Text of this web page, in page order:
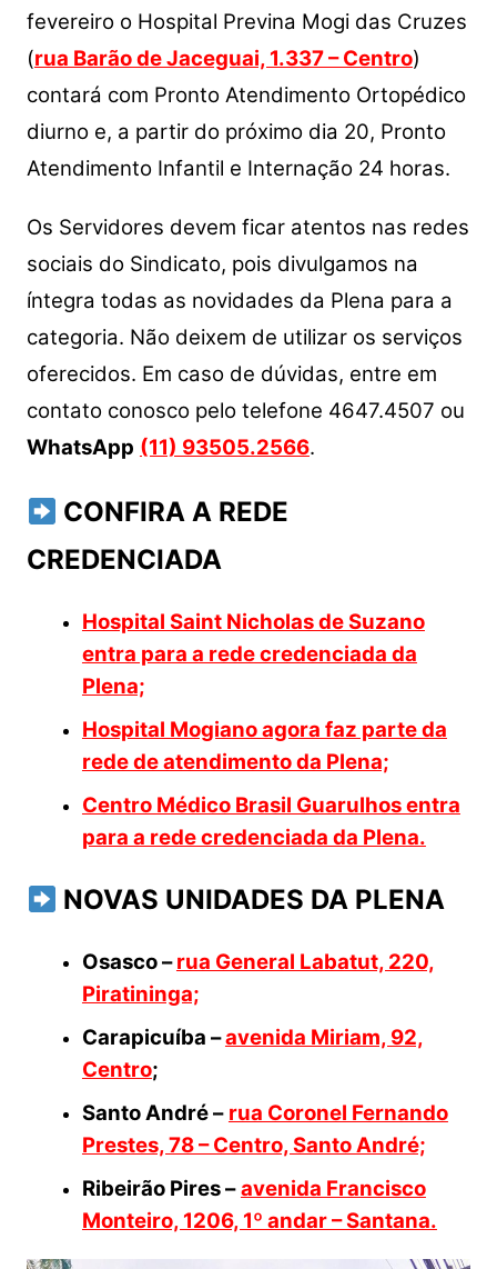
fevereiro o Hospital Previna Mogi das Cruzes
(rua Barão de Jaceguai, 1.337 – Centro)
contará com Pronto Atendimento Ortopédico
diurno e, a partir do próximo dia 20, Pronto
Atendimento Infantil e Internação 24 horas.
Os Servidores devem ficar atentos nas redes
sociais do Sindicato, pois divulgamos na
íntegra todas as novidades da Plena para a
categoria. Não deixem de utilizar os serviços
oferecidos. Em caso de dúvidas, entre em
contato conosco pelo telefone 4647.4507 ou
WhatsApp (11) 93505.2566.
CONFIRA A REDE
CREDENCIADA
Hospital Saint Nicholas de Suzano
entra para a rede credenciada da
Plena;
Hospital Mogiano agora faz parte da
rede de atendimento da Plena;
Centro Médico Brasil Guarulhos entra
para a rede credenciada da Plena.
NOVAS UNIDADES DA PLENA
Osasco –rua General Labatut, 220,
Piratininga;
Carapicuíba –avenida Miriam, 92,
Centro;
Santo André – rua Coronel Fernando
Prestes, 78 – Centro, Santo André;
Ribeirão Pires – avenida Francisco
Monteiro, 1206, 1º andar – Santana.